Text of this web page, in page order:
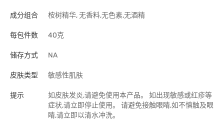
成分组合 桉树精华, 无香料,无色素,无酒精
每包件数 40克
储存方式 NA
皮肤类型 敏感性肌肤
提示
如皮肤发炎,请避免使用本产品。 如出现敏感或红疹等
症状,请立即停止使用。 请避免接触眼睛,如不慎触及眼
睛,请立即以清水冲洗。